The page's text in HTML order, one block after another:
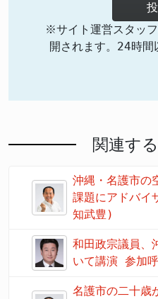
※サイト運営スタッ
開されます。24時間
関連す
沖縄・名護市
課題にアドバ
知武豊)
和田政宗議員、
いて講演 参加
名護市の二十歳